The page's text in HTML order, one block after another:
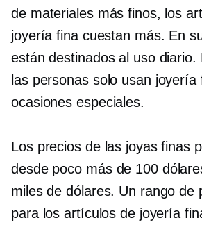
de materiales más finos, los
joyería fina cuestan más. En
están destinados al uso
las personas solo usan joyería
ocasiones especiales.
Los precios de las joyas finas
desde poco más de 100
miles de dólares. Un rango de
para los artículos de joyería